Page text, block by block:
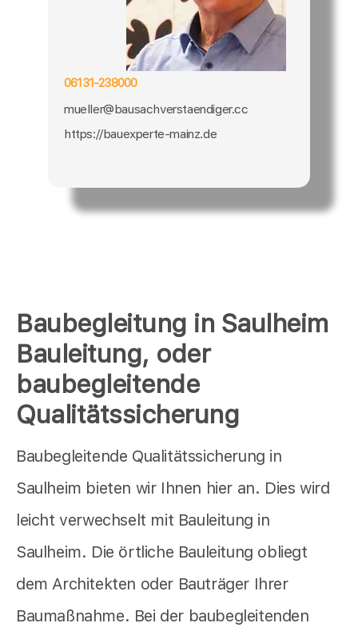
Baubegleitung in Saulheim
Bauleitung, oder
baubegleitende
Qualitätssicherung
Baubegleitende Qualitätssicherung in
Saulheim bieten wir Ihnen hier an. Dies wird
leicht verwechselt mit Bauleitung in
Saulheim. Die örtliche Bauleitung obliegt
dem Architekten oder Bauträger Ihrer
Baumaßnahme. Bei der baubegleitenden
06131-238000
mueller@bausachverstaendiger.cc
https://bauexperte-mainz.de